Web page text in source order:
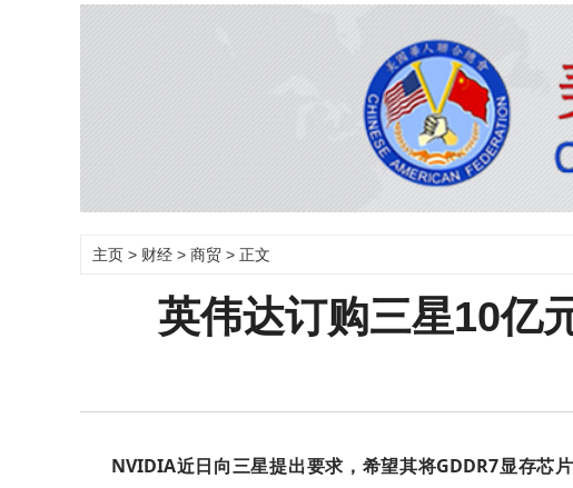
主页 > 财经 > 商贸 > 正文
英伟达订购三星10亿
NVIDIA近日向三星提出要求，希望其将GDDR7显存芯